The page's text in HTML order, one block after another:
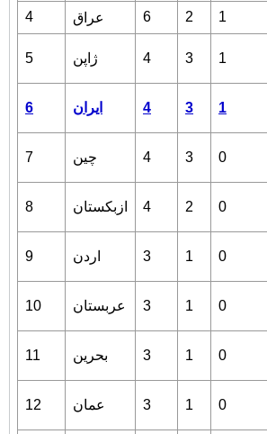
4 عراق 6 2 1
5 ژاپن 4 3 1
6 ایران 4 3 1
7 چین 4 3 0
8 ازبکستان 4 2 0
9 اردن 3 1 0
10 عربستان 3 1 0
11 بحرین 3 1 0
12 عمان 3 1 0